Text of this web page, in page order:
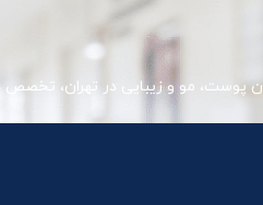
پوست، مو و زیبایی در تهران،